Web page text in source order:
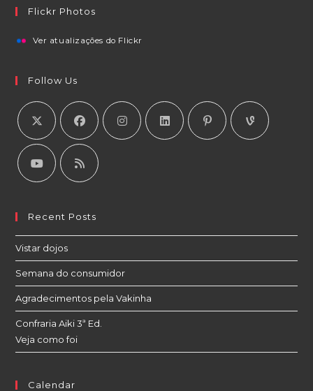
Flickr Photos
Ver atualizações do Flickr
Follow Us
Recent Posts
Vistar dojos
Semana do consumidor
Agradecimentos pela Vakinha
Confraria Aiki 3ª Ed.
Veja como foi
Calendar